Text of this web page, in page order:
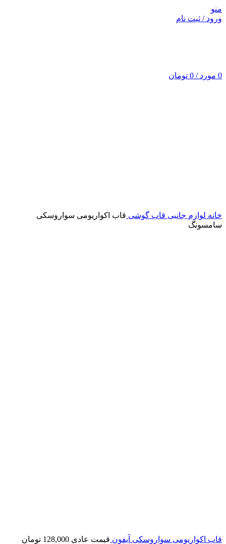
منو
ورود / ثبت نام
0 مورد /
0 تومان
خانه لوازم جانبی قاب گوشی قاب اکواریومی سواروسکی
سامسونگ
قاب اکواریومی سواروسکی آیفون قیمت عادی 128,000 تومان